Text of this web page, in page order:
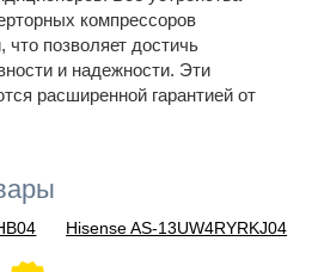
компрессоров
что позволяет достичь
и надежности. Эти
расширенной гарантией от
Hisense AS-13UW4RYRKJ04